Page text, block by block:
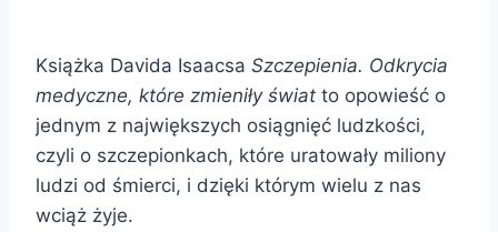
Książka Davida Isaacsa Szczepienia. Odkrycia
medyczne, które zmieniły świat to opowieść o
jednym z największych osiągnięć ludzkości,
czyli o szczepionkach, które uratowały miliony
ludzi od śmierci, i dzięki którym wielu z nas
wciąż żyje.